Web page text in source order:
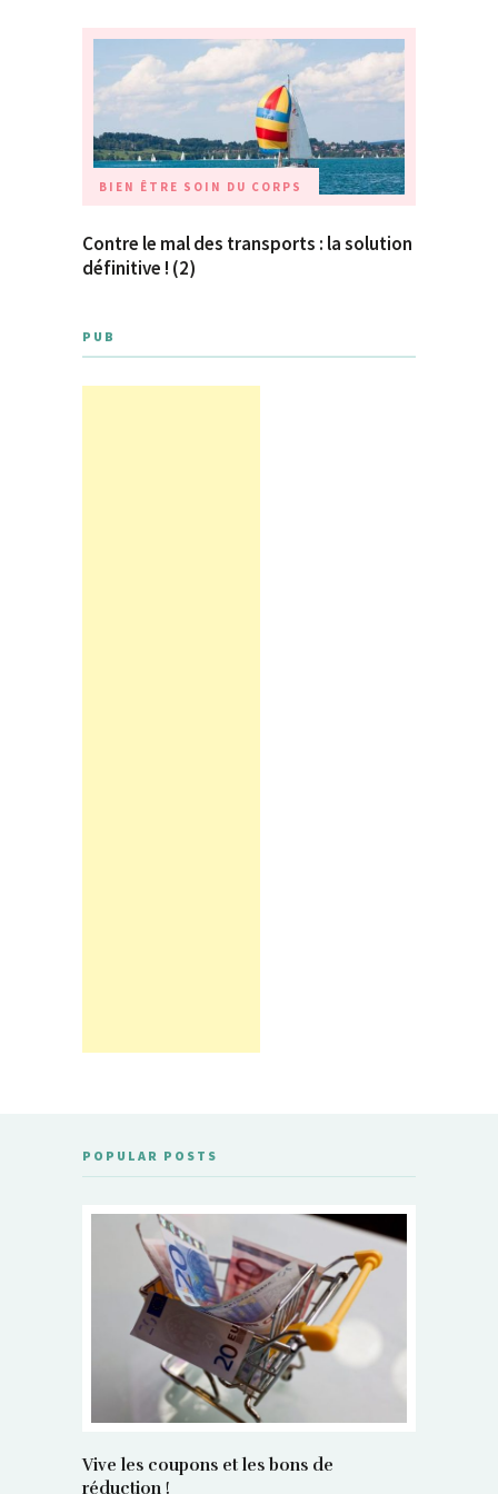
BIEN ÊTRE SOIN DU CORPS
Contre le mal des transports : la solution
définitive ! (2)
PUB
POPULAR POSTS
Vive les coupons et les bons de
réduction !